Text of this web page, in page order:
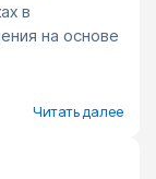
в
на основе
Читать далее